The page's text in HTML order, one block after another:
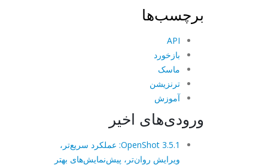
برچسب‌ها
API
بازخورد
ماسک
ترنزیشن
آموزش
ورودی‌های اخیر
OpenShot 3.5.1: عملکرد سریع‌تر،
ویرایش روان‌تر، پیش‌نمایش‌های بهتر